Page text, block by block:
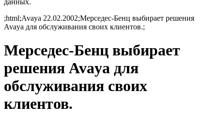
;html;Avaya 22.02.2002;Мерседес-Бенц выбирает решения
Avaya для обслуживания своих клиентов.;
Мерседес-Бенц выбирает
решения Avaya для
обслуживания своих
клиентов.